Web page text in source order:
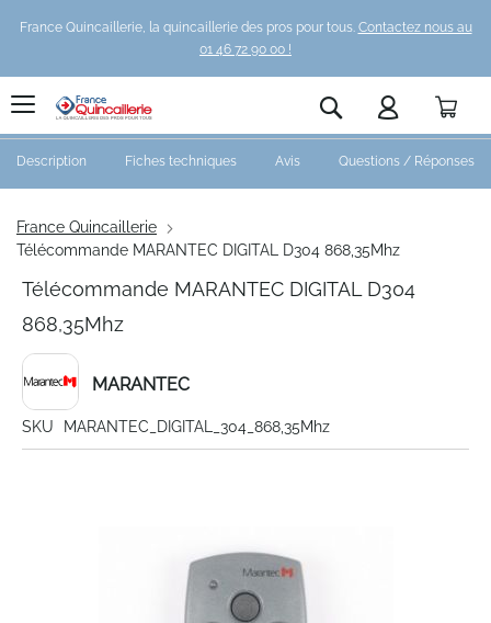
France Quincaillerie, la quincaillerie des pros pour tous. Contactez nous au
01 46 72 90 00 !
Rechercher
France Quincaillerie
Télécommande MARANTEC DIGITAL D304 868,35Mhz
Télécommande MARANTEC DIGITAL D304
868,35Mhz
MARANTEC
SKU
MARANTEC_DIGITAL_304_868,35Mhz
Description Fiches techniques Avis Questions / Réponses